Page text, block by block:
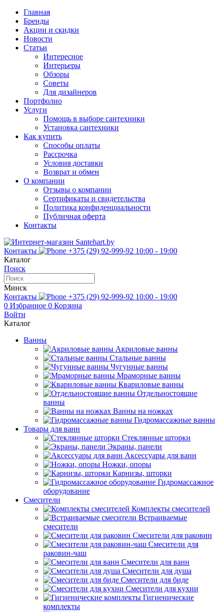
Главная
Бренды
Акции и скидки
Новости
Статьи
Интересное
Интерьеры
Обзоры
Советы
Для дизайнеров
Портфолио
Услуги
Помощь в выборе сантехники
Установка сантехники
Как купить
Способы оплаты
Рассрочка
Условия доставки
Возврат и обмен
О компании
Отзывы о компании
Сертификаты и свидетельства
Политика конфиденциальности
Публичная оферта
Контакты
Контакты +375 (29) 92-999-92 10:00 - 19:00
Каталог
Поиск
Минск
Контакты
+375 (29) 92-999-92 10:00 - 19:00
0 Избранное 0 Корзина
Войти
Каталог
Ванны
Акриловые ванны
Стальные ванны
Чугунные ванны
Мраморные ванны
Квариловые ванны
Отдельностоящие
ванны
Ванны на ножках
Гидромассажные ванны
Товары для ванн
Стеклянные шторки
Экраны, панели
Аксессуары для ванн
Ножки, опоры
Карнизы, шторки
Гидромассажное
оборудование
Смесители
Комплекты смесителей
Встраиваемые
смесители
Смесители для раковин
Смесители для
раковин-чаш
Смесители для ванн
Смесители для душа
Смесители для биде
Смесители для кухни
Гигиенические
комплекты